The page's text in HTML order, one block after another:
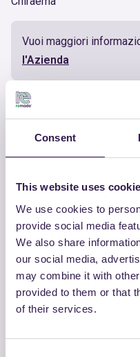
Consent
This website uses
We use cookies to
provide social media
We also share
our social media,
may combine it with
provided to them or that
of their services.
Vuoi maggiori
l'Azienda
ALTRI PRODOTTI
Guarda la lista
certificati di